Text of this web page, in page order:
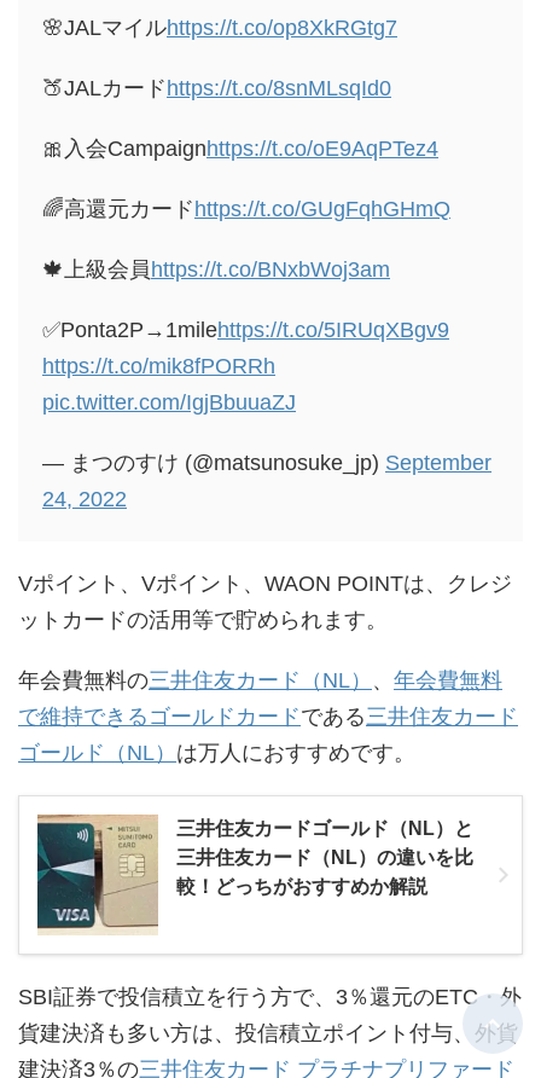
🌸JALマイルhttps://t.co/op8XkRGtg7
🍑JALカード https://t.co/8snMLsqId0
🎀入会Campaignhttps://t.co/oE9AqPTez4
🌈高還元カード https://t.co/GUgFqhGHmQ
🍁上級会員 https://t.co/BNxbWoj3am
✅Ponta2P→1milehttps://t.co/5IRUqXBgv9
https://t.co/mik8fPORRh
pic.twitter.com/IgjBbuuaZJ
— まつのすけ (@matsunosuke_jp) September
24, 2022
Vポイント、Vポイント、WAON POINTは、クレジ
ットカードの活用等で貯められます。
年会費無料の三井住友カード（NL） 、 年会費無料
で維持できるゴールドカードである三井住友カード
ゴールド（NL） は万人におすすめです。
三井住友カードゴールド（NL）と
三井住友カード（NL）の違いを比
較！どっちがおすすめか解説
SBI証券で投信積立を行う方で、3％還元のETC・外
貨建決済も多い方は、投信積立ポイント付与、外貨
建決済3％の三井住友カード プラチナプリファード